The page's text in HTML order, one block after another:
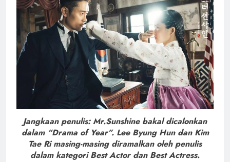
Jangkaan penulis: Mr.Sunshine bakal dicalonkan
dalam “Drama of Year”. Lee Byung Hun dan Kim
Tae Ri masing-masing diramalkan oleh penulis
dalam kategori Best Actor dan Best Actress.